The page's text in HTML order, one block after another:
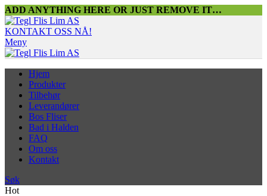
ADD ANYTHING HERE OR JUST REMOVE IT…
KONTAKT OSS NÅ!
Meny
Hjem
Produkter
Tilbehør
Leverandører
Bos Fliser
Bad i Halden
FAQ
Om oss
Kontakt
Søk
Hot